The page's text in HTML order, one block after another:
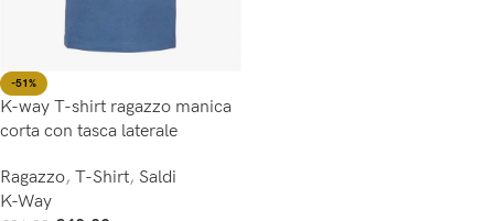
-51%
K-way T-shirt ragazzo manica
corta con tasca laterale
Ragazzo, T-Shirt, Saldi
K-Way